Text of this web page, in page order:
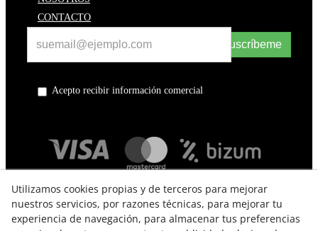
CONTACTO
Suscríbeme
Acepto recibir información comercial
Utilizamos cookies propias y de terceros para mejorar
nuestros servicios, por razones técnicas, para mejorar tu
experiencia de navegación, para almacenar tus preferencias